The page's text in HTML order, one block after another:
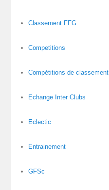
Classement FFG
Competitions
Compétitions de classement
Echange Inter Clubs
Eclectic
Entrainement
GFSc